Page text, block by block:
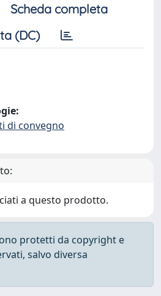
Scheda completa
(DC)
di convegno
a questo prodotto.
protetti da copyright e
salvo diversa